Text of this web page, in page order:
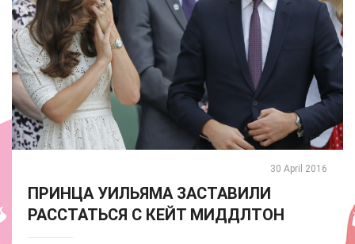
30 April 2016
ПРИНЦА УИЛЬЯМА ЗАСТАВИЛИ
РАССТАТЬСЯ С КЕЙТ МИДДЛТОН